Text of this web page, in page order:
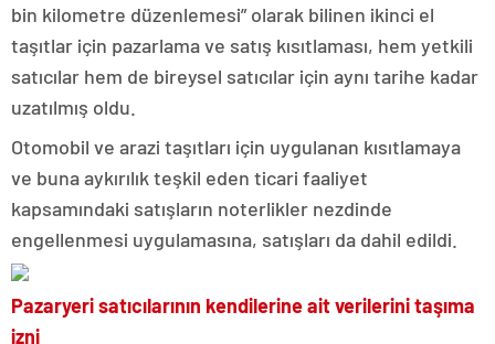
bin kilometre düzenlemesi” olarak bilinen ikinci el
taşıtlar için pazarlama ve satış kısıtlaması, hem yetkili
satıcılar hem de bireysel satıcılar için aynı tarihe kadar
uzatılmış oldu.
Otomobil ve arazi taşıtları için uygulanan kısıtlamaya
ve buna aykırılık teşkil eden ticari faaliyet
kapsamındaki satışların noterlikler nezdinde
engellenmesi uygulamasına, satışları da dahil edildi.
Pazaryeri satıcılarının kendilerine ait verilerini taşıma
izni